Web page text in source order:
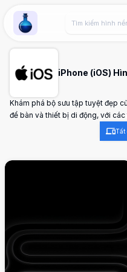
Wallpaper Alchemy
iPhone (iOS)
Khám phá bộ sưu tập tuyệt đẹp
để bàn và thiết bị di động, với
Tất